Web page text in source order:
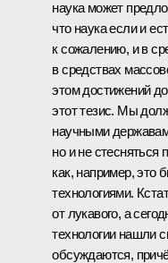
наука может
что наука если и
к сожалению, и в
в средствах
этом достижений
этот тезис. Мы
научными
но и не стесняться
как, например, это
технологиями.
от лукавого, а
технологии нашли
обсуждаются,